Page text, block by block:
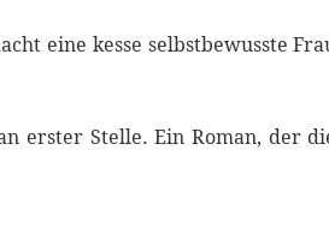
eine kesse selbstbewusste
erster Stelle. Ein Roman, der